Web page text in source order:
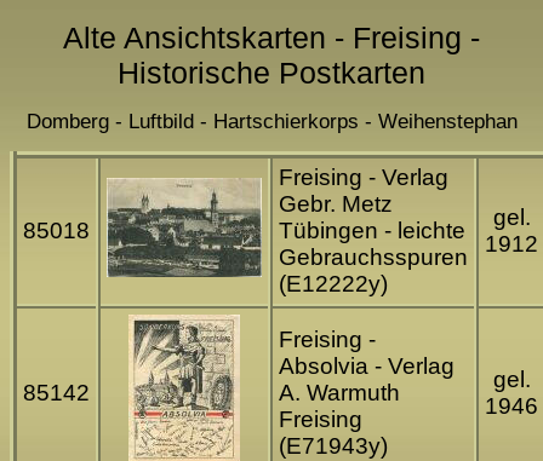
Alte Ansichtskarten - Freising -
Historische Postkarten
Domberg - Luftbild - Hartschierkorps - Weihenstephan
85018
Freising - Verlag
Gebr. Metz
Tübingen - leichte
Gebrauchsspuren
(E12222y)
gel.
1912
85142
Freising -
Absolvia - Verlag
A. Warmuth
Freising
(E71943y)
gel.
1946